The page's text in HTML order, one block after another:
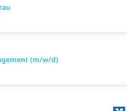
(m/w/d)